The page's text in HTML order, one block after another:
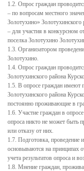
Формы
коррупции,
Комиссия
поведению
Обратная
Доклады,
Работа с
Формы
Написать
1.2. Опрос граждан
– по вопросам местного
Золотухино» Золотухинского
– для участия в конкурсном
поселка Золотухино
1.3. Организатором
Золотухино.
1.4. Опрос граждан
Золотухинского района
1.5. В опросе граждан имеют
Золотухинского района
постоянно проживающие в
1.6. Участие граждан в
опроса никто не может быть
или отказу от них.
1.7. Подготовка, проведение
основываются на принципах
учета результатов опроса и
1.8. Мнение граждан,